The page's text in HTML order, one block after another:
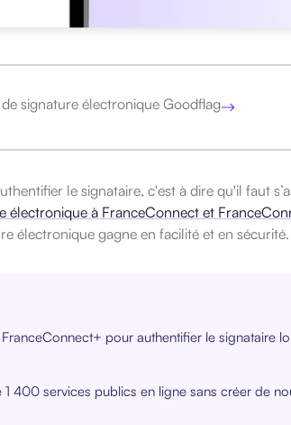
signature électronique Goodflag
le signataire, c'est à dire qu'il faut
électronique à FranceConnect et
électronique gagne en facilité et en sécurité.
pour authentifier le signataire
400 services publics en ligne sans créer de